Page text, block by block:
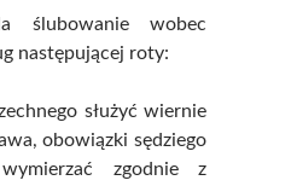
ślubowanie wobec
następującej roty:
służyć wiernie
obowiązki sędziego
zgodnie z